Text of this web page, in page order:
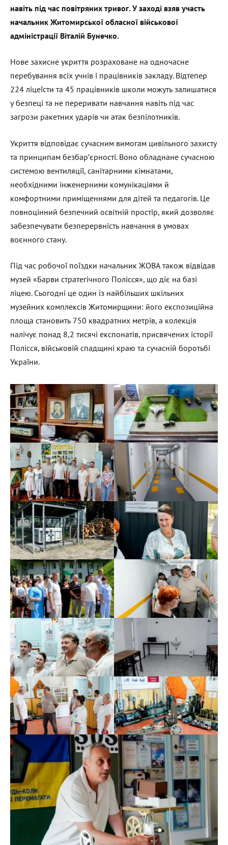
навіть під час повітряних тривог.У заході взяв участь
начальник Житомирської обласної військової
адміністрації Віталій Бунечко.
Нове захисне укриття розраховане на одночасне
перебування всіх учнів і працівників закладу. Відтепер
224 ліцеїсти та 45 працівників школи можуть залишатися
у безпеці та не переривати навчання навіть під час
загрози ракетних ударів чи атак безпілотників.
Укриття відповідає сучасним вимогам цивільного захисту
та принципам безбар’єрності. Воно обладнане сучасною
системою вентиляції, санітарними кімнатами,
необхідними інженерними комунікаціями й
комфортними приміщеннями для дітей та педагогів. Це
повноцінний безпечний освітній простір, який дозволяє
забезпечувати безперервність навчання в умовах
воєнного стану.
Під час робочої поїздки начальник ЖОВА також відвідав
музей «Барви стратегічного Полісся», що діє на базі
ліцею. Сьогодні це один із найбільших шкільних
музейних комплексів Житомирщини: його експозиційна
площа становить 750 квадратних метрів, а колекція
налічує понад 8,2 тисячі експонатів, присвячених історії
Полісся, військовій спадщині краю та сучасній боротьбі
України.